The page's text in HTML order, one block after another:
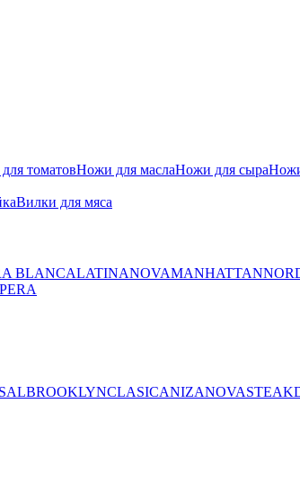
томатовНожи для маслаНожи для сыра
Вилки для мяса
BLANCALATINANOVAMANHATTAN
BROOKLYNCLASICANIZANOVASTEAK